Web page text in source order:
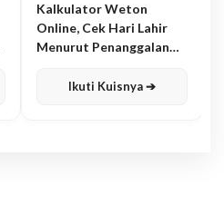
Kalkulator Weton
Online, Cek Hari Lahir
Menurut Penanggalan
Ikuti Kuisnya ➔